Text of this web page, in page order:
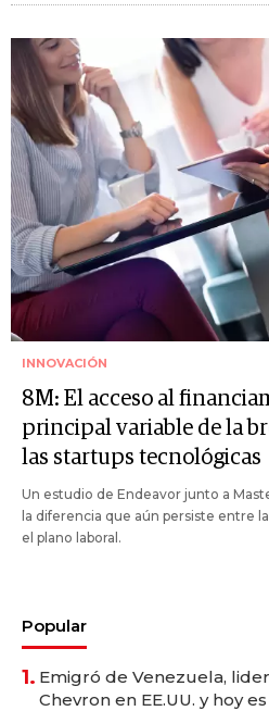
INNOVACIÓN
8M: El acceso al
principal variable de la
las startups tecnológicas
Un estudio de Endeavor junto a
la diferencia que aún persiste entre
el plano laboral.
Popular
1. Emigró de Venezuela,
Chevron en EE.UU. y hoy